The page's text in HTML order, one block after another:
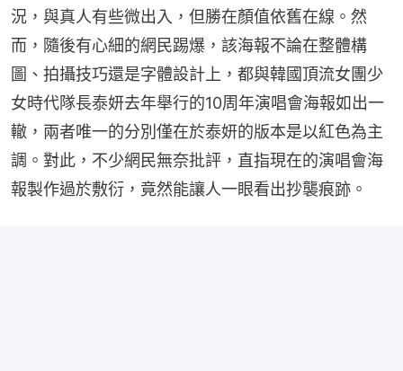
況，與真人有些微出入，但勝在顏值依舊在線。然
而，隨後有心細的網民踢爆，該海報不論在整體構
圖、拍攝技巧還是字體設計上，都與韓國頂流女團少
女時代隊長泰妍去年舉行的10周年演唱會海報如出一
轍，兩者唯一的分別僅在於泰妍的版本是以紅色為主
調。對此，不少網民無奈批評，直指現在的演唱會海
報製作過於敷衍，竟然能讓人一眼看出抄襲痕跡。